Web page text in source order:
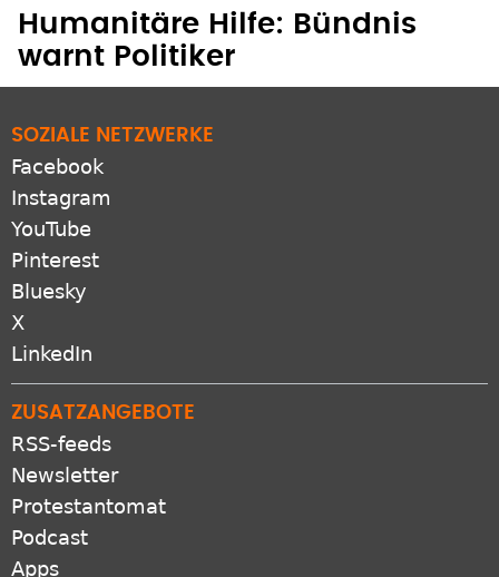
Humanitäre Hilfe: Bündnis
warnt Politiker
SOZIALE NETZWERKE
Facebook
Instagram
YouTube
Pinterest
Bluesky
X
LinkedIn
ZUSATZANGEBOTE
RSS-feeds
Newsletter
Protestantomat
Podcast
Apps